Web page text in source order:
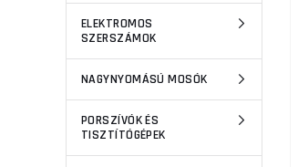
ELEKTROMOS
SZERSZÁMOK
NAGYNYOMÁSÚ MOSÓK
PORSZÍVÓK ÉS
TISZTÍTÓGÉPEK